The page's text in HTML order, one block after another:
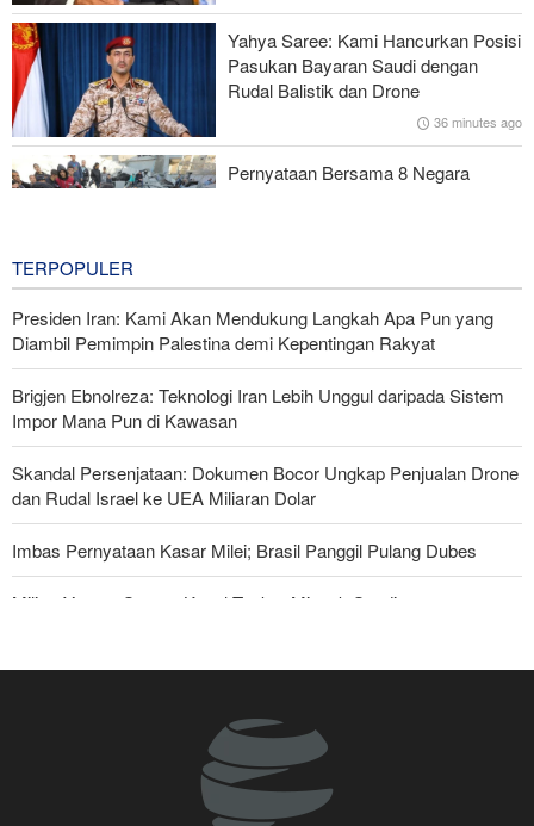
Mayjen Rezaei: Kami Tidak akan Izinkan Pembukaan Jalur
Kedua di Selat Hormuz
The Economist: Kesepakatan dengan Iran Opsi Realistis Akhiri
Krisis Selat Hormuz
Yahya Saree: Kami Hancurkan Posisi
Pasukan Bayaran Saudi dengan
Rudal Balistik dan Drone
36 minutes ago
Pernyataan Bersama 8 Negara
TERPOPULER
Presiden Iran: Kami Akan Mendukung Langkah Apa Pun yang
Diambil Pemimpin Palestina demi Kepentingan Rakyat
Brigjen Ebnolreza: Teknologi Iran Lebih Unggul daripada Sistem
Impor Mana Pun di Kawasan
Skandal Persenjataan: Dokumen Bocor Ungkap Penjualan Drone
dan Rudal Israel ke UEA Miliaran Dolar
Imbas Pernyataan Kasar Milei; Brasil Panggil Pulang Dubes
Militer Yaman Serang Kapal Tanker Minyak Saudi
Legislator Iran: AS Akan Segera Diusir dari Kawasan dan Semua
Ledakan yang Mengguncang UEA; Di Mana Jebel Ali dan